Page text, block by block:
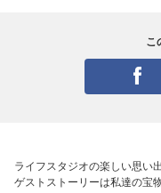
こ
ライフスタジオの楽しい思い
ゲストストーリーは私達の宝物